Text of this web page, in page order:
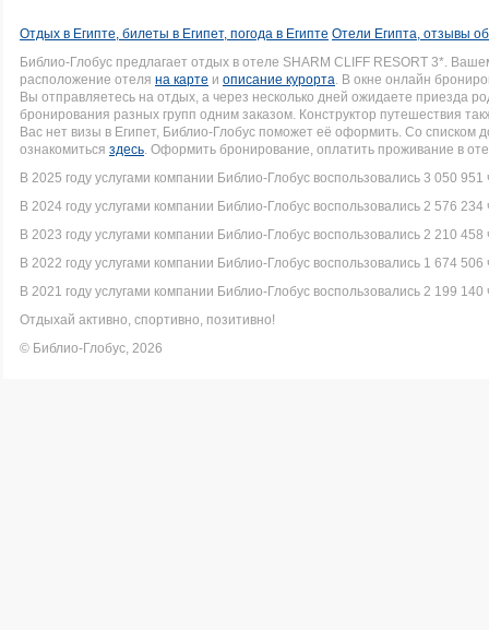
Отдых в Египте, билеты в Египет, погода в Египте Отели Египта, отзывы
Библио-Глобус предлагает отдых в отеле SHARM CLIFF RESORT 3*.
расположение отеля на карте и описание курорта. В окне онлайн
Вы отправляетесь на отдых, а через несколько дней ожидаете приезда
бронирования разных групп одним заказом. Конструктор путешествия
Вас нет визы в Египет, Библио-Глобус поможет её оформить. Со
ознакомиться здесь. Оформить бронирование, оплатить проживание в
В 2025 году услугами компании Библио-Глобус воспользовались 3 050 951
В 2024 году услугами компании Библио-Глобус воспользовались 2 576 234
В 2023 году услугами компании Библио-Глобус воспользовались 2 210 458
В 2022 году услугами компании Библио-Глобус воспользовались 1 674 506
В 2021 году услугами компании Библио-Глобус воспользовались 2 199 140
Отдыхай активно, спортивно, позитивно!
© Библио-Глобус, 2026